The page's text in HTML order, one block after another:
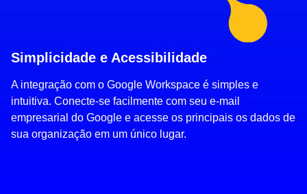
Simplicidade e Acessibilidade
A integração com o Google Workspace é simples e
intuitiva. Conecte-se facilmente com seu e-mail
empresarial do Google e acesse os principais os dados de
sua organização em um único lugar.